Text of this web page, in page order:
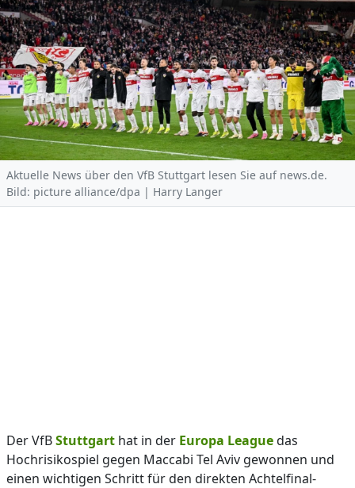
Aktuelle News über den VfB Stuttgart lesen Sie auf news.de.
Bild: picture alliance/dpa | Harry Langer
Der VfBStuttgart hat in der Europa Leaguedas
Hochrisikospiel gegen Maccabi Tel Aviv gewonnen und
einen wichtigen Schritt für den direkten Achtelfinal-